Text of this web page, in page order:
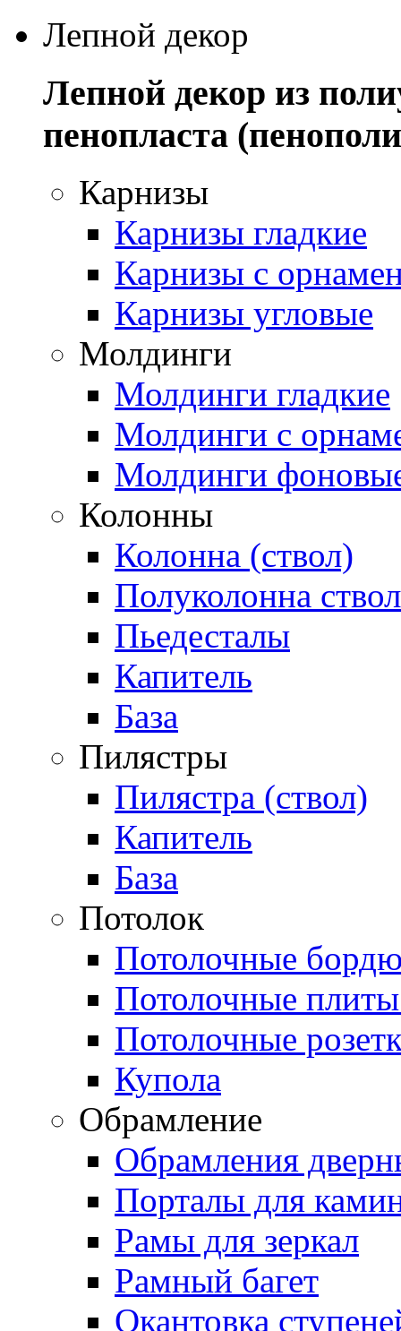
Лепной декор
Лепной декор из
пенопласта
Карнизы
Карнизы гладкие
Карнизы с
Карнизы угловые
Молдинги
Молдинги гладкие
Молдинги с
Молдинги
Колонны
Колонна (ствол)
Полуколонна ствол
Пьедесталы
Капитель
База
Пилястры
Пилястра (ствол)
Капитель
База
Потолок
Потолочные
Потолочные
Потолочные
Купола
Обрамление
Обрамления
Порталы для
Рамы для зеркал
Рамный багет
Окантовка